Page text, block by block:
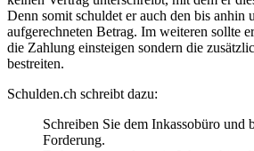
Denn somit schuldet er auch den bis anhin
aufgerechneten Betrag. Im weiteren sollte
die Zahlung einsteigen sondern die
bestreiten.
Schulden.ch schreibt dazu:
Schreiben Sie dem Inkassobüro und
Forderung.